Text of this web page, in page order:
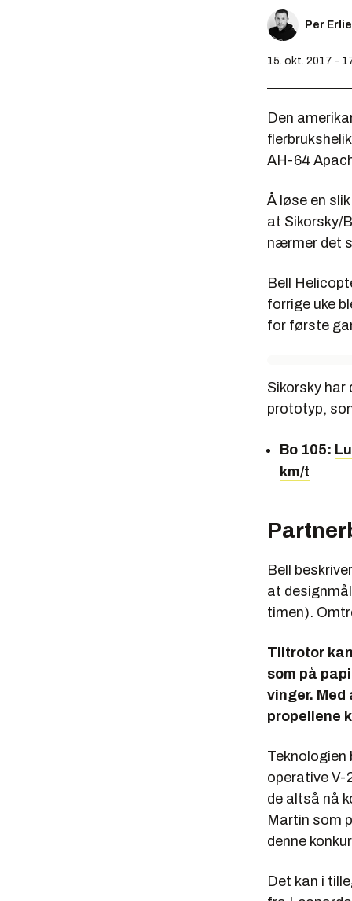
Per
15. okt. 2017 -
Den
AH-64
Å løse en
at Sikorsky/
nærmer det
Bell
forrige uke
for første
Sikorsky
prototyp,
Bo 105:
km/t
Bell
at
timen).
Tiltrotor
som på
vinger. Med
propellene
Teknologien
operative V-
de altså nå
Martin som
denne
Det kan i